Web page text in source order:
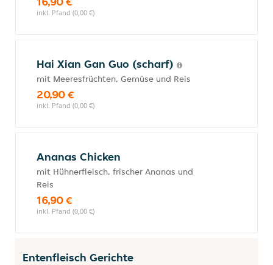
inkl. Pfand (0,00 €)
Hai Xian Gan Guo (scharf)
mit Meeresfrüchten, Gemüse und Reis
20,90 €
inkl. Pfand (0,00 €)
Ananas Chicken
mit Hühnerfleisch, frischer Ananas und
Reis
16,90 €
inkl. Pfand (0,00 €)
Entenfleisch Gerichte